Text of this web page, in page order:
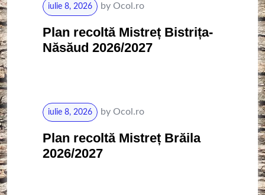
iulie 8, 2026 by Ocol.ro
Plan recoltă Mistreț Bistrița-
Năsăud 2026/2027
iulie 8, 2026 by Ocol.ro
Plan recoltă Mistreț Brăila
2026/2027